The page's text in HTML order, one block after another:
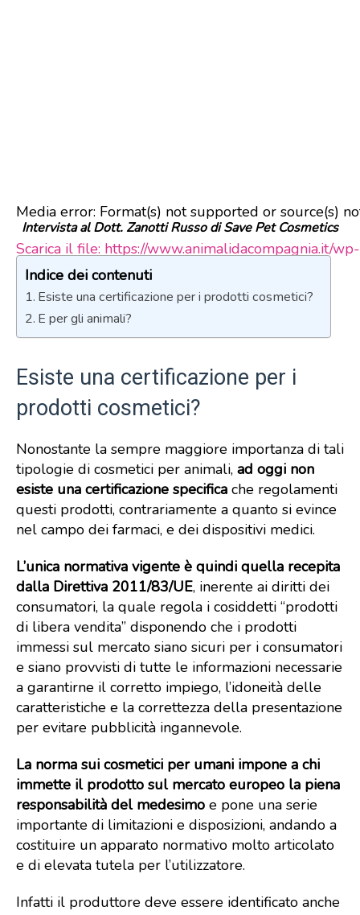
Media error: Format(s) not supported or source(s)
Scarica il file: https://www.animalidacompagnia.it/
00:00
Intervista al Dott. Zanotti Russo di Save Pet Cosmetics
Indice dei contenuti
Esiste una certificazione per i prodotti cosmetici?
E per gli animali?
Esiste una certificazione per i
prodotti cosmetici?
Nonostante la sempre maggiore importanza di tali
tipologie di cosmetici per animali, ad oggi non
esiste una certificazione specifica che regolamenti
questi prodotti, contrariamente a quanto si evince
nel campo dei farmaci, e dei dispositivi medici.
L’unica normativa vigente è quindi quella recepita
dalla Direttiva 2011/83/UE, inerente ai diritti dei
consumatori, la quale regola i cosiddetti “prodotti
di libera vendita” disponendo che i prodotti
immessi sul mercato siano sicuri per i consumatori
e siano provvisti di tutte le informazioni necessarie
a garantirne il corretto impiego, l’idoneità delle
caratteristiche e la correttezza della presentazione
per evitare pubblicità ingannevole.
La norma sui cosmetici per umani impone a chi
immette il prodotto sul mercato europeo la piena
responsabilità del medesimo e pone una serie
importante di limitazioni e disposizioni, andando a
costituire un apparato normativo molto articolato
e di elevata tutela per l’utilizzatore.
Infatti il produttore deve essere identificato anche